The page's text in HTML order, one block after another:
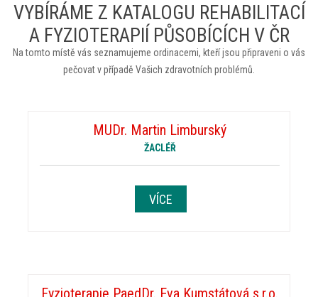
VYBÍRÁME Z KATALOGU REHABILITACÍ
A FYZIOTERAPIÍ PŮSOBÍCÍCH V ČR
Na tomto místě vás seznamujeme ordinacemi, kteří jsou připraveni o vás
pečovat v případě Vašich zdravotních problémů.
MUDr. Martin Limburský
ŽACLÉŘ
VÍCE
Fyzioterapie PaedDr. Eva Kumstátová s.r.o.